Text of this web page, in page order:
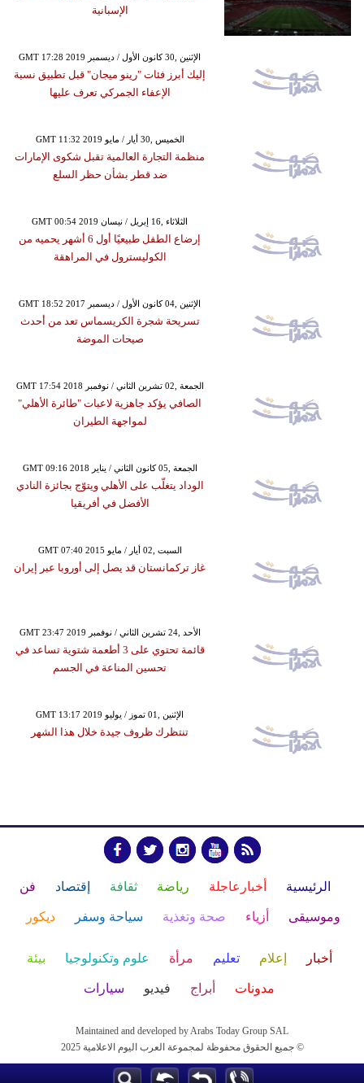
الإسبانية
GMT 17:28 2019 الإثنين ,30 كانون الأول / ديسمبر
إليك أبرز فئات "رينو ميجان" قبل تطبيق نسبة
الإعفاء الجمركي تعرف عليها
GMT 11:32 2019 الخميس ,30 أيار / مايو
منظمة التجارة العالمية تقبل شكوى الإمارات
ضد قطر بشأن حظر السلع
GMT 00:54 2019 الثلاثاء ,16 إبريل / نيسان
إرضاع الطفل طبيعيًا أول 6 أشهر يحميه من
الكوليسترول في المراهقة
GMT 18:52 2017 الإثنين ,04 كانون الأول / ديسمبر
تسريحة شجرة الكريسماس تعد من أحدث
صيحات الموضة
GMT 17:54 2018 الجمعة ,02 تشرين الثاني / نوفمبر
الصافي يؤكد جاهزية لاعبات "طائرة الأهلي"
لمواجهة الطيران
GMT 09:16 2018 الجمعة ,05 كانون الثاني / يناير
الوداد يتغلّب على الأهلي ويتوّج بجائزة النادي
الأفضل في أفريقيا
GMT 07:40 2015 السبت ,02 أيار / مايو
غاز تركمانستان قد يصل إلى أوروبا عبر إيران
GMT 23:47 2019 الأحد ,24 تشرين الثاني / نوفمبر
قائمة تحتوي على 3 أطعمة شتوية تساعد في
تحسين المناعة في الجسم
GMT 13:17 2019 الإثنين ,01 تموز / يوليو
تنتظرك ظروف جيدة خلال هذا الشهر
الرئيسية أخبارعاجلة رياضة ثقافة إقتصاد فن
وموسيقى أزياء صحة وتغذية سياحة وسفر ديكور
أخبار إعلام تعليم مرأة علوم وتكنولوجيا بيئة
مدونات أبراج فيديو سيارات
Maintained and developed by Arabs Today Group SAL
جميع الحقوق محفوظة لمجموعة العرب اليوم الاعلامية 2025 ©